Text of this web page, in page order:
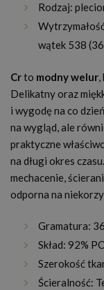
Rodzaj:
wątek 538
Crto modny welur,
Delikatny oraz
i wygodę na co
na wygląd, ale
praktyczne
na długi okres
mechacenie,
odporna na
Gramatura:
Skład: 92%
Szerokość
Ścieralność: